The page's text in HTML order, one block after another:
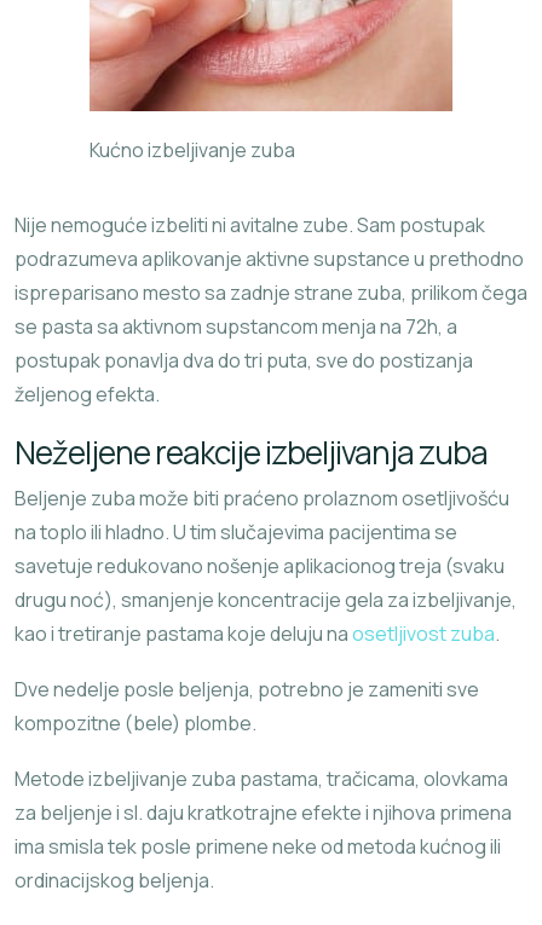
Kućno izbeljivanje zuba
Nije nemoguće izbeliti ni avitalne zube. Sam postupak
podrazumeva aplikovanje aktivne supstance u prethodno
ispreparisano mesto sa zadnje strane zuba, prilikom čega
se pasta sa aktivnom supstancom menja na 72h, a
postupak ponavlja dva do tri puta, sve do postizanja
željenog efekta.
Neželjene reakcije izbeljivanja zuba
Beljenje zuba može biti praćeno prolaznom osetljivošću
na toplo ili hladno. U tim slučajevima pacijentima se
savetuje redukovano nošenje aplikacionog treja (svaku
drugu noć), smanjenje koncentracije gela za izbeljivanje,
kao i tretiranje pastama koje deluju naosetljivost zuba.
Dve nedelje posle beljenja, potrebno je zameniti sve
kompozitne (bele) plombe.
Metode izbeljivanje zuba pastama, tračicama, olovkama
za beljenje i sl. daju kratkotrajne efekte i njihova primena
ima smisla tek posle primene neke od metoda kućnog ili
ordinacijskog beljenja.